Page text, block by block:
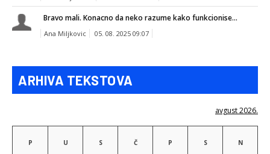
Bravo mali. Konacno da neko razume kako funkcionise...
Ana Miljkovic 05. 08. 2025 09:07
ARHIVA TEKSTOVA
avgust 2026.
P U S Č P S N